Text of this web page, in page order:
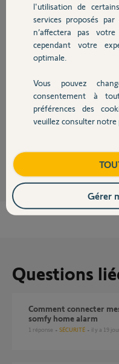
Autres produits
Devis avec un pro
Contact
Participer
Réponses
Merci Guillaume pour ces
Cordialement
Questions
comment connecter mes détecteurs de fumée comptabile
somfy home alarm
1 réponse SÉCURITÉ il y a 19
l'utilisation de
services proposés
n’affectera pas
cependant votre
optimale.
Vous pouvez
consentement à
préférences des
veuillez consulter notre
Gérer